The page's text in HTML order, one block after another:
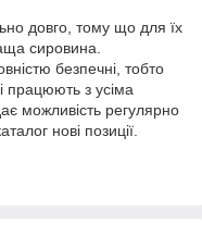
довго, тому що для їх
сировина.
безпечні, тобто
працюють з усіма
можливість регулярно
нові позиції.